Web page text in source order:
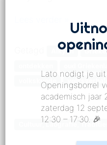
Alkyon
volkskunde
Cultuur, Laografie, Tradities
Lato nodigt je
Openingsborrel
academisch jaar
zaterdag 12
12:30 – 17:30. 🎉